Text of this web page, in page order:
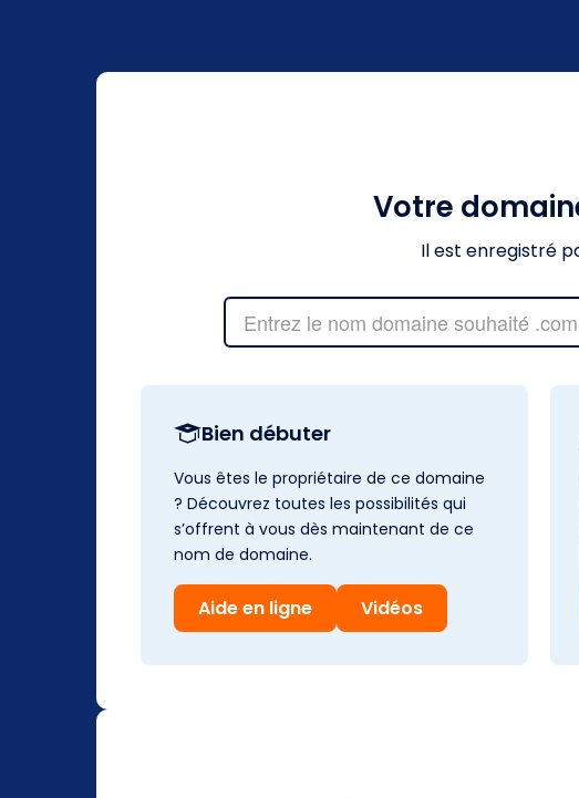
Votre
Il est enregistré
Bien débuter
Vous êtes le propriétaire de ce domaine
? Découvrez toutes les possibilités qui
s’offrent à vous dès maintenant de ce
nom de domaine.
Aide en ligne Vidéos